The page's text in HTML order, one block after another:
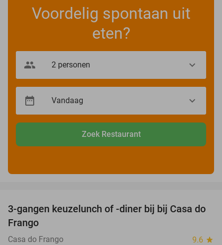
Voordelig spontaan uit
eten?
Zoek Restaurant
34%
3-gangen keuzelunch of -diner bij bij Casa do
Frango
Casa do Frango 9.6 star